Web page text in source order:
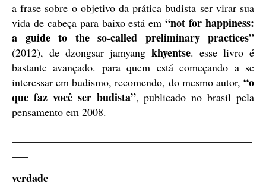
a frase sobre o objetivo da prática budista ser virar sua
vida de cabeça para baixo está em“not for happiness:
a guide to the so-called preliminary practices”
(2012), de dzongsar jamyang khyentse. esse livro é
bastante avançado. para quem está começando a se
interessar em budismo, recomendo, do mesmo autor, “o
que faz você ser budista”, publicado no brasil pela
pensamento em 2008.
verdade